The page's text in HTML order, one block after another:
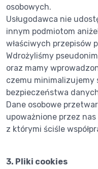
osobowych.
Usługodawca nie
innym podmiotom
właściwych przepisów
Wdrożyliśmy
oraz mamy
czemu minimalizujemy
bezpieczeństwa
Dane osobowe
upoważnione przez
z którymi ściśle
3. Pliki cookies